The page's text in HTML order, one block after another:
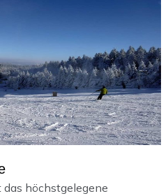
höchstgelegene